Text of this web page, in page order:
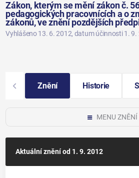
Zákon, kterým se mění zákon č.
pedagogických pracovnících a o
zákonů, ve znění pozdějších
Vyhlášeno 13. 6. 2012, datum účinnosti 1. 9.
Znění Historie
MENU ZNĚNÍ
Aktuální zněníod 1. 9. 2012